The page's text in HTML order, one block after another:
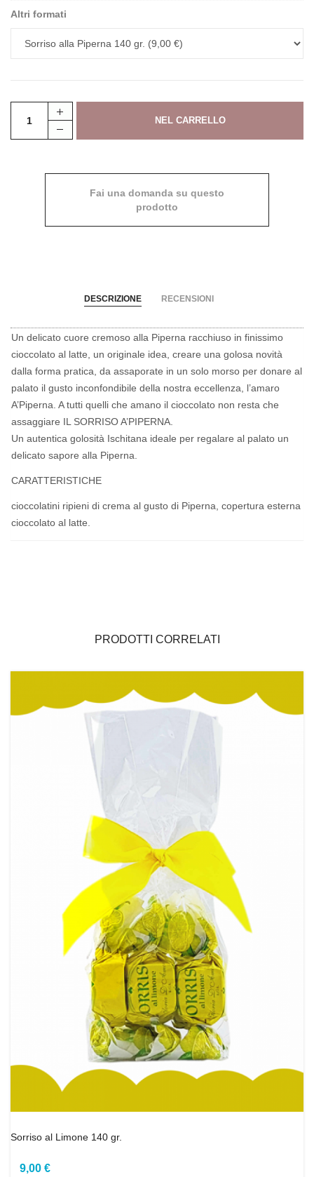
Altri formati
Fai una domanda su questo
prodotto
DESCRIZIONE RECENSIONI
Un delicato cuore cremoso alla Piperna racchiuso in finissimo
cioccolato al latte, un originale idea, creare una golosa novità
dalla forma pratica, da assaporate in un solo morso per donare al
palato il gusto inconfondibile della nostra eccellenza, l’amaro
A’Piperna. A tutti quelli che amano il cioccolato non resta che
assaggiare IL SORRISO A’PIPERNA.
Un autentica golosità Ischitana ideale per regalare al palato un
delicato sapore alla Piperna.
CARATTERISTICHE
cioccolatini ripieni di crema al gusto di Piperna, copertura esterna
cioccolato al latte.
PRODOTTI CORRELATI
Sorriso al Limone 140 gr.
9,00 €